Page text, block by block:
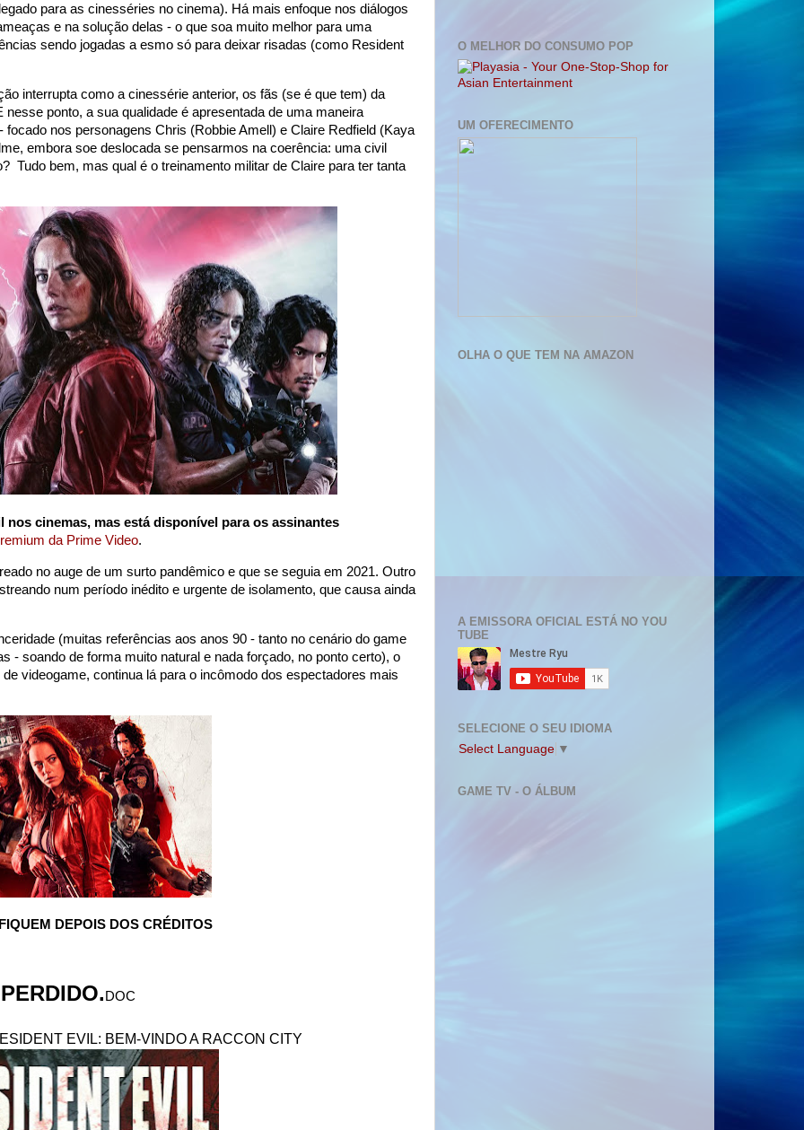
para as cinesséries no cinema). Há mais enfoque nos diálogos
e na solução delas - o que soa muito melhor para uma
sendo jogadas a esmo só para deixar risadas (como Resident
interrupta como a cinessérie anterior, os fãs (se é que tem) da
ponto, a sua qualidade é apresentada de uma maneira
nos personagens Chris (Robbie Amell) e Claire Redfield (Kaya
embora soe deslocada se pensarmos na coerência: uma civil
Tudo bem, mas qual é o treinamento militar de Claire para ter tanta
nos cinemas, mas está disponível para os assinantes
da Prime Video.
no auge de um surto pandêmico e que se seguia em 2021. Outro
num período inédito e urgente de isolamento, que causa ainda
(muitas referências aos anos 90 - tanto no cenário do game
- soando de forma muito natural e nada forçado, no ponto certo), o
videogame, continua lá para o incômodo dos espectadores mais
DEPOIS DOS CRÉDITOS
PERDIDO.DOC
EVIL: BEM-VINDO A RACCON CITY
O MELHOR DO CONSUMO POP
UM OFERECIMENTO
OLHA O QUE TEM NA AMAZON
A EMISSORA OFICIAL ESTÁ NO YOU
TUBE
SELECIONE O SEU IDIOMA
Select Language ▼
GAME TV - O ÁLBUM